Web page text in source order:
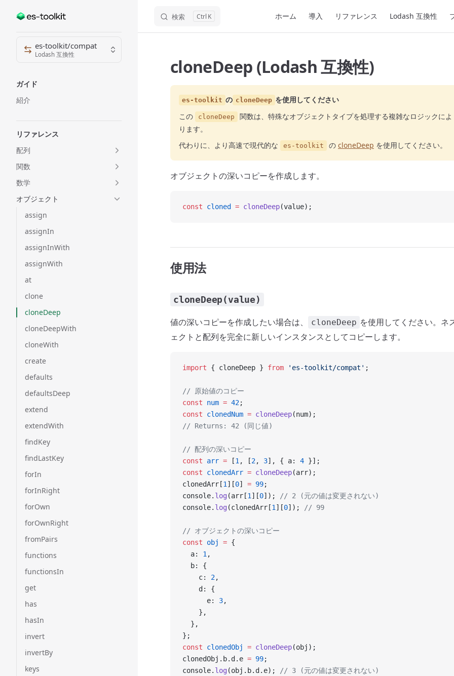
Skip to content 検索 K ホーム 導入 リファレンス Lodash 互換性
Sidebar Navigation
es-toolkit/compat
Lodash 互換性
ガイド
紹介
リファレンス
配列
関数
数学
オブジェクト
assign
assignIn
assignInWith
assignWith
at
clone
cloneDeep
cloneDeepWith
cloneWith
create
defaults
defaultsDeep
extend
extendWith
findKey
findLastKey
forIn
forInRight
forOwn
forOwnRight
fromPairs
functions
functionsIn
get
has
hasIn
invert
invertBy
keys
cloneDeep (Lodash 互換性)
es-toolkit の cloneDeep を使用してください
この
cloneDeep
関数は、特殊なオブジェクトタイプを処理する複雑なロジックに
ります。
代わりに、より高速で現代的な
es-toolkit の cloneDeep を使用してください。
オブジェクトの深いコピーを作成します。
const cloned = cloneDeep(value);
使用法
cloneDeep(value)
値の深いコピーを作成したい場合は、 cloneDeep を使用してください。ネ
ェクトと配列を完全に新しいインスタンスとしてコピーします。
import { cloneDeep } from 'es-toolkit/compat' ;
// 原始値のコピー
const num = 42;
const clonedNum = cloneDeep(num);
// Returns: 42 (同じ値)
// 配列の深いコピー
const arr = [1 , [2, 3], { a: 4 }];
const clonedArr = cloneDeep(arr);
clonedArr[1 ][0] = 99;
console. log (arr[1 ][0]);
// 2 (元の値は変更されない)
console. log (clonedArr[1 ][0]); // 99
// オブジェクトの深いコピー
const obj = {
  a:
1 ,
  b: {
    c:
2,
    d: {
      e:
3,
    },
  },
};
const clonedObj = cloneDeep(obj);
clonedObj.b.d.e = 99;
console. log (obj.b.d.e);
// 3 (元の値は変更されない)